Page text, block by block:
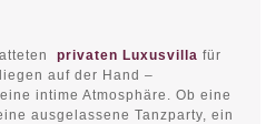
privaten Luxusvilla für
auf der Hand –
intime Atmosphäre. Ob eine
ausgelassene Tanzparty, ein